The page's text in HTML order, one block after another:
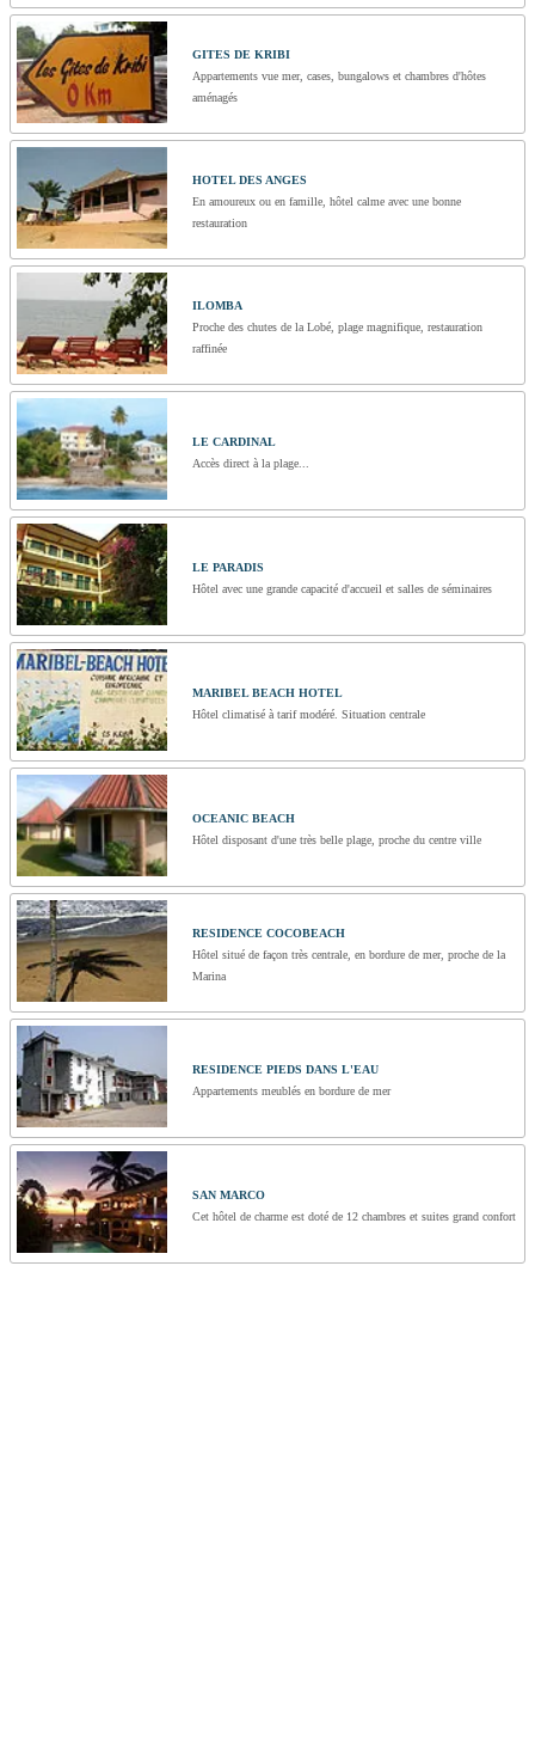
GITES DE KRIBI
Appartements vue mer, cases, bungalows et chambres d'hôtes
aménagés
HOTEL DES ANGES
En amoureux ou en famille, hôtel calme avec une bonne
restauration
ILOMBA
Proche des chutes de la Lobé, plage magnifique, restauration
raffinée
LE CARDINAL
Accès direct à la plage...
LE PARADIS
Hôtel avec une grande capacité d'accueil et salles de séminaires
MARIBEL BEACH HOTEL
Hôtel climatisé à tarif modéré. Situation centrale
OCEANIC BEACH
Hôtel disposant d'une très belle plage, proche du centre ville
RESIDENCE COCOBEACH
Hôtel situé de façon très centrale, en bordure de mer, proche de la
Marina
RESIDENCE PIEDS DANS L'EAU
Appartements meublés en bordure de mer
SAN MARCO
Cet hôtel de charme est doté de 12 chambres et suites grand confort